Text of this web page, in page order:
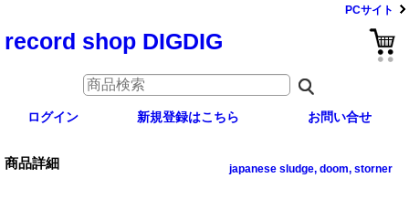
PCサイト
record shop DIGDIG
ログイン 新規登録はこちら お問い合せ
商品詳細 japanese sludge, doom, storner